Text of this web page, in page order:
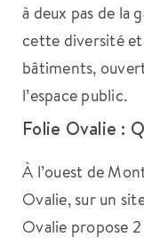
à deux pas de la
cette diversité
bâtiments,
l’espace public.
Folie Ovalie :
À l’ouest de
Ovalie, sur un
Ovalie propose